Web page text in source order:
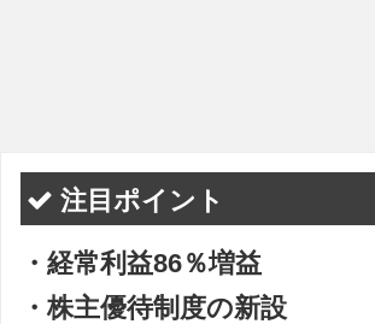
注目ポイント
・経常利益86％増益
・株主優待制度の新設